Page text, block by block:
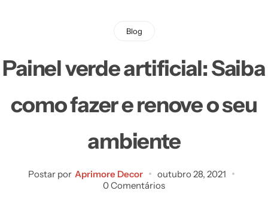
Blog
Painel verde artificial: Saiba
como fazer e renove o seu
ambiente
Postar por Aprimore Decor
outubro 28, 2021
0 Comentários